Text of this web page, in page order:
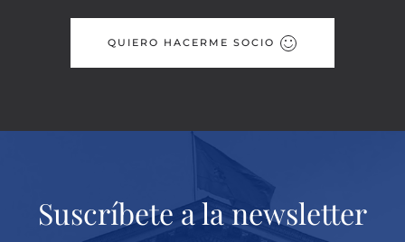
QUIERO HACERME SOCIO
Suscríbete a la newsletter